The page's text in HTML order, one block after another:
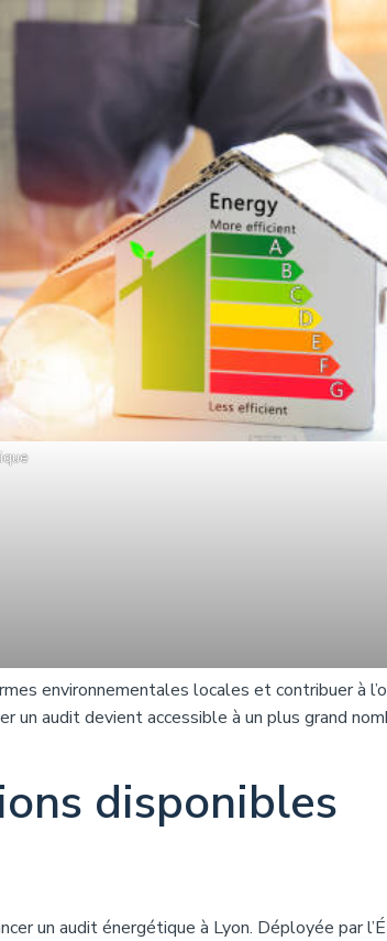
environnementales locales et contribuer à
un audit devient accessible à un plus grand
disponibles
un audit énergétique à Lyon. Déployée par